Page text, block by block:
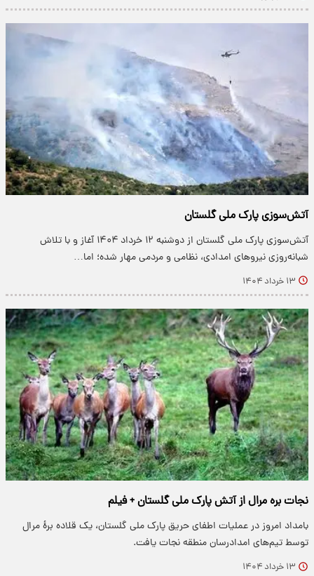
آتش‌سوزی پارک ملی گلستان
آتش‌سوزی پارک ملی گلستان از دوشنبه ۱۲ خرداد ۱۴۰۴ آغاز و با تلاش
شبانه‌روزی نیروهای امدادی، نظامی و مردمی مهار شده؛ اما…
۱۳ خرداد ۱۴۰۴
نجات بره مرال از آتش پارک ملی گلستان + فیلم
بامداد امروز در عملیات اطفای حریق پارک ملی گلستان، یک قلاده برهٔ مرال
توسط تیم‌های امدادرسان منطقه نجات یافت.
۱۳ خرداد ۱۴۰۴